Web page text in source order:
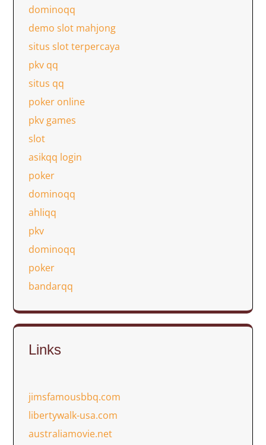
dominoqq
demo slot mahjong
situs slot terpercaya
pkv qq
situs qq
poker online
pkv games
slot
asikqq login
poker
dominoqq
ahliqq
pkv
dominoqq
poker
bandarqq
Links
jimsfamousbbq.com
libertywalk-usa.com
australiamovie.net